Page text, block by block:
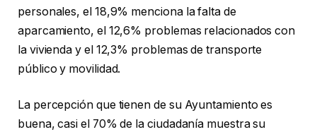
personales, el 18,9% menciona la falta de
aparcamiento, el 12,6% problemas relacionados con
la vivienda y el 12,3% problemas de transporte
público y movilidad.
La percepción que tienen de su Ayuntamiento es
buena, casi el 70% de la ciudadanía muestra su